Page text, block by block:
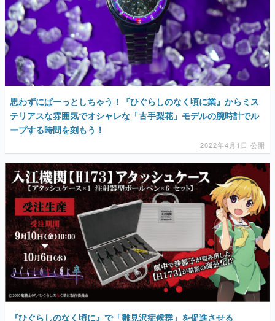
思わずにぱーっとしちゃう！『ひぐらしのなく頃に業』からミス
テリアスな雰囲気でオシャレな「古手梨花」モデルの腕時計でル
ープする時間を刻もう！
2022年4月1日 公開
『ひぐらしのなく頃に』で「雛見沢症候群」を促進させる